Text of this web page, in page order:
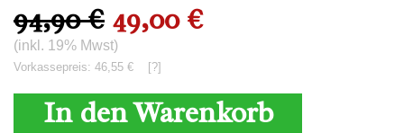
94,90 € 49,00 €
(inkl. 19% Mwst)
Vorkassepreis: 46,55 € [?]
In den Warenkorb